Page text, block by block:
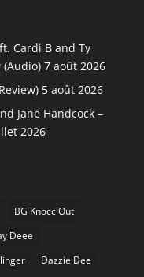
Cardi B and Ty
(Audio) 7 août 2026
5 août 2026
Jane Handcock –
2026
BG Knocc Out
Deee
Dazzie Dee